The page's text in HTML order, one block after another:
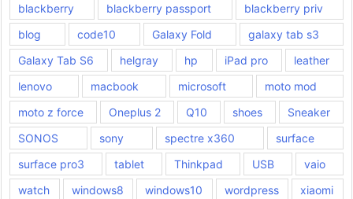
blackberry
blackberry passport
blackberry priv
blog
code10 Galaxy Fold
galaxy tab s3
Galaxy Tab S6
helgray hp iPad pro
leather
lenovo
macbook microsoft
moto mod
moto z force
Oneplus 2 Q10 shoes
Sneaker
SONOS
sony spectre x360
surface
surface pro3
tablet Thinkpad USB
vaio
watch
windows8 windows10 wordpress
xiaomi